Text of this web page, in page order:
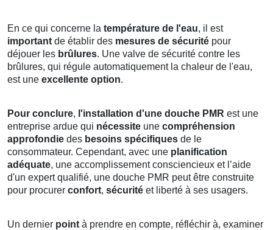
En ce qui concerne la température de l'eau, il est
important de établir des mesures de sécurité pour
déjouer les brûlures. Une valve de sécurité contre les
brûlures, qui régule automatiquement la chaleur de l'eau,
est une excellente option.
Pour conclure, l'installation d'une douche PMR est une
entreprise ardue qui nécessite une compréhension
approfondie des besoins spécifiques de le
consommateur. Cependant, avec une planification
adéquate, une accomplissement consciencieux et l’aide
d'un expert qualifié, une douche PMR peut être construite
pour procurer confort, sécurité et liberté à ses usagers.
Un dernier point à prendre en compte, réfléchir à, examiner